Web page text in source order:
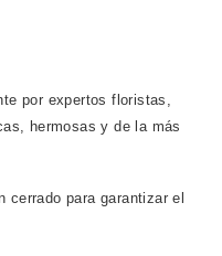
por expertos floristas,
hermosas y de la más
cerrado para garantizar el